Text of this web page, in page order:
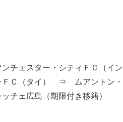
ェスター・シティＦＣ（イン
Ｃ（タイ） ⇒ ムアントン・
ェ広島（期限付き移籍）